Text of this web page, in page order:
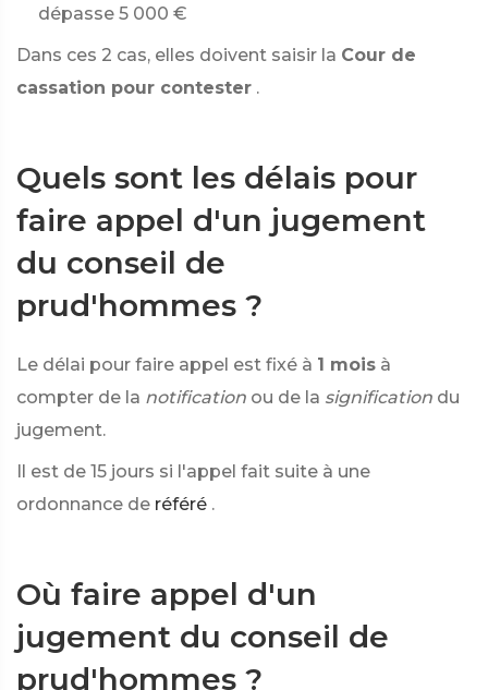
dépasse 5 000 €
Dans ces 2 cas, elles doivent saisir la Cour de
cassation pour contester .
Quels sont les délais pour
faire appel d'un jugement
du conseil de
prud'hommes ?
Le délai pour faire appel est fixé à 1 mois à
compter de la notification ou de la signification du
jugement.
Il est de 15 jours si l'appel fait suite à une
ordonnance de référé .
Où faire appel d'un
jugement du conseil de
prud'hommes ?